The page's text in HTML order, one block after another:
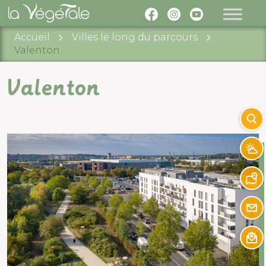
Accueil
Villes le long du parcours
Valenton
Valenton
×